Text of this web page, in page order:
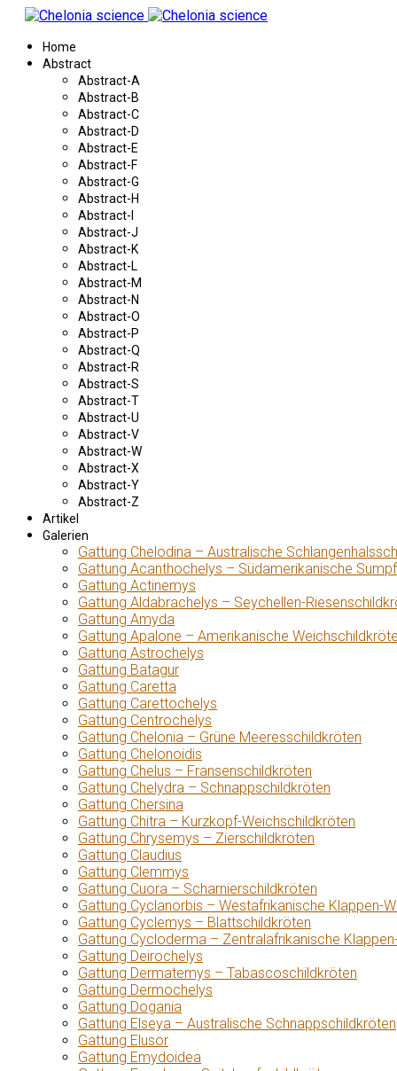
Home
Abstract
Abstract-A
Abstract-B
Abstract-C
Abstract-D
Abstract-E
Abstract-F
Abstract-G
Abstract-H
Abstract-I
Abstract-J
Abstract-K
Abstract-L
Abstract-M
Abstract-N
Abstract-O
Abstract-P
Abstract-Q
Abstract-R
Abstract-S
Abstract-T
Abstract-U
Abstract-V
Abstract-W
Abstract-X
Abstract-Y
Abstract-Z
Artikel
Galerien
Gattung Chelodina – Australische
Gattung Acanthochelys – Südamerikanische
Gattung Actinemys
Gattung Aldabrachelys – Seychellen-
Gattung Amyda
Gattung Apalone – Amerikanische
Gattung Astrochelys
Gattung Batagur
Gattung Caretta
Gattung Carettochelys
Gattung Centrochelys
Gattung Chelonia – Grüne Meeresschildkröten
Gattung Chelonoidis
Gattung Chelus – Fransenschildkröten
Gattung Chelydra – Schnappschildkröten
Gattung Chersina
Gattung Chitra – Kurzkopf-Weichschildkröten
Gattung Chrysemys – Zierschildkröten
Gattung Claudius
Gattung Clemmys
Gattung Cuora – Scharnierschildkröten
Gattung Cyclanorbis – Westafrikanische Klappen-
Gattung Cyclemys – Blattschildkröten
Gattung Cycloderma – Zentralafrikanische
Gattung Deirochelys
Gattung Dermatemys – Tabascoschildkröten
Gattung Dermochelys
Gattung Dogania
Gattung Elseya – Australische Schnappschildkröten
Gattung Elusor
Gattung Emydoidea